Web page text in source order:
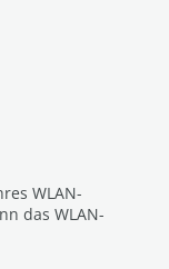
WLAN-
das WLAN-